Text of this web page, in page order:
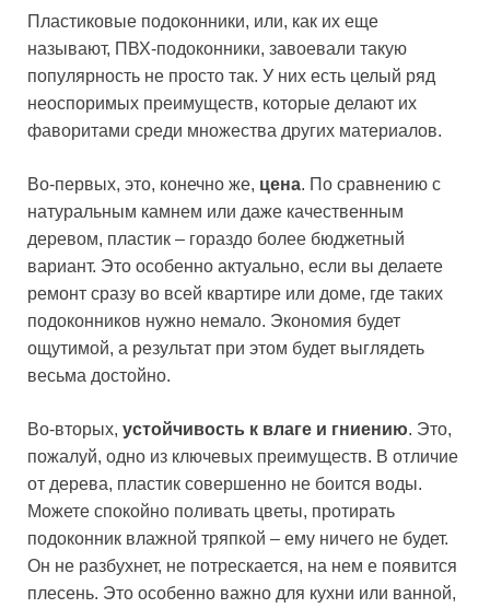
Пластиковые подоконники, или, как их еще
называют, ПВХ-подоконники, завоевали такую
популярность не просто так. У них есть целый ряд
неоспоримых преимуществ, которые делают их
фаворитами среди множества других материалов.
Во-первых, это, конечно же, цена. По сравнению с
натуральным камнем или даже качественным
деревом, пластик – гораздо более бюджетный
вариант. Это особенно актуально, если вы делаете
ремонт сразу во всей квартире или доме, где таких
подоконников нужно немало. Экономия будет
ощутимой, а результат при этом будет выглядеть
весьма достойно.
Во-вторых, устойчивость к влаге и гниению. Это,
пожалуй, одно из ключевых преимуществ. В отличие
от дерева, пластик совершенно не боится воды.
Можете спокойно поливать цветы, протирать
подоконник влажной тряпкой – ему ничего не будет.
Он не разбухнет, не потрескается, на нем е появится
плесень. Это особенно важно для кухни или ванной,